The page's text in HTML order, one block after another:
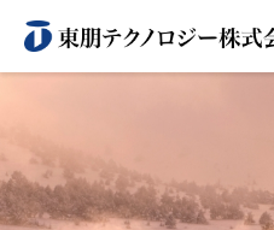
商品情報